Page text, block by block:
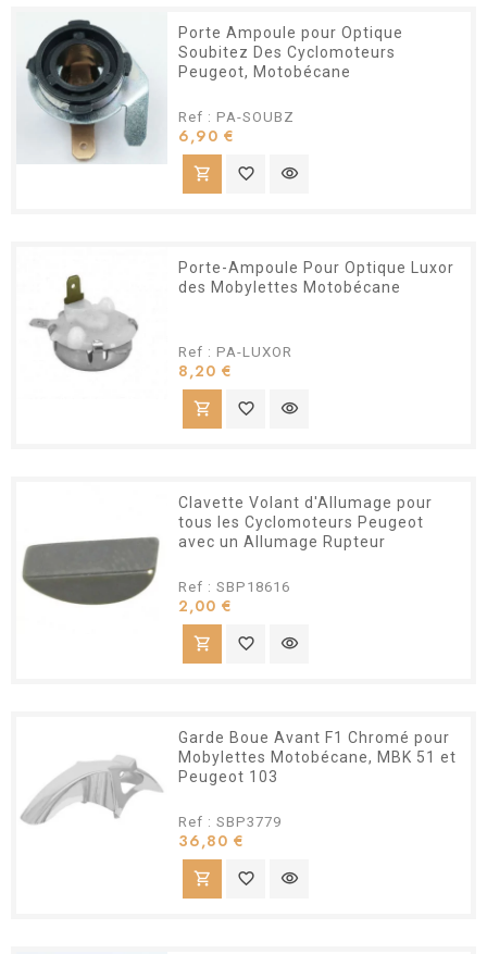
Porte Ampoule pour Optique
Soubitez Des Cyclomoteurs
Peugeot, Motobécane
Ref : PA-SOUBZ
6,90 €
shopping_cart favorite_border visibility
Porte-Ampoule Pour Optique Luxor
des Mobylettes Motobécane
Ref : PA-LUXOR
8,20 €
shopping_cart favorite_border visibility
Clavette Volant d'Allumage pour
tous les Cyclomoteurs Peugeot
avec un Allumage Rupteur
Ref : SBP18616
2,00 €
shopping_cart favorite_border visibility
Garde Boue Avant F1 Chromé pour
Mobylettes Motobécane, MBK 51 et
Peugeot 103
Ref : SBP3779
36,80 €
shopping_cart favorite_border visibility